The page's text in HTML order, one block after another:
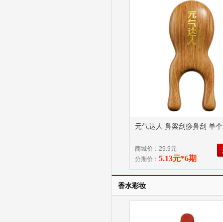
元气达人 鼻梁刮痧鼻刮 单
商城价：29.9元
分期价： 5.13元*6期
香水彩妆